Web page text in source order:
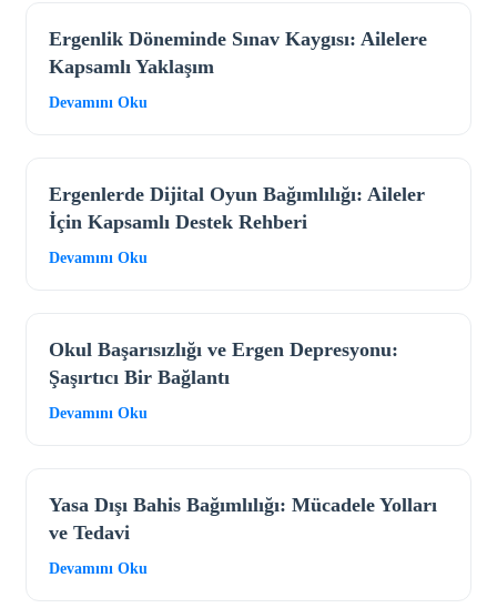
Ergenlik Döneminde Sınav Kaygısı: Ailelere
Kapsamlı Yaklaşım
Devamını Oku
Ergenlerde Dijital Oyun Bağımlılığı: Aileler
İçin Kapsamlı Destek Rehberi
Devamını Oku
Okul Başarısızlığı ve Ergen Depresyonu:
Şaşırtıcı Bir Bağlantı
Devamını Oku
Yasa Dışı Bahis Bağımlılığı: Mücadele Yolları
ve Tedavi
Devamını Oku